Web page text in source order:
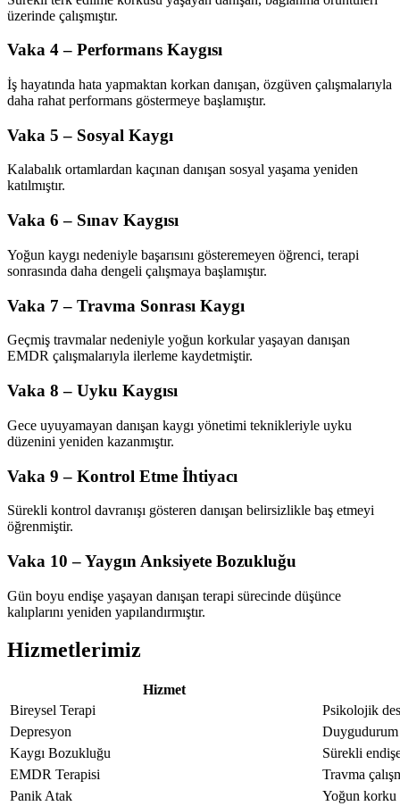
üzerinde çalışmıştır.
Vaka 4 – Performans Kaygısı
İş hayatında hata yapmaktan korkan danışan, özgüven çalışmalarıyla
daha rahat performans göstermeye başlamıştır.
Vaka 5 – Sosyal Kaygı
Kalabalık ortamlardan kaçınan danışan sosyal yaşama yeniden
katılmıştır.
Vaka 6 – Sınav Kaygısı
Yoğun kaygı nedeniyle başarısını gösteremeyen öğrenci, terapi
sonrasında daha dengeli çalışmaya başlamıştır.
Vaka 7 – Travma Sonrası Kaygı
Geçmiş travmalar nedeniyle yoğun korkular yaşayan danışan
EMDR çalışmalarıyla ilerleme kaydetmiştir.
Vaka 8 – Uyku Kaygısı
Gece uyuyamayan danışan kaygı yönetimi teknikleriyle uyku
düzenini yeniden kazanmıştır.
Vaka 9 – Kontrol Etme İhtiyacı
Sürekli kontrol davranışı gösteren danışan belirsizlikle baş etmeyi
öğrenmiştir.
Vaka 10 – Yaygın Anksiyete Bozukluğu
Gün boyu endişe yaşayan danışan terapi sürecinde düşünce
kalıplarını yeniden yapılandırmıştır.
Hizmetlerimiz
Hizmet
Bireysel Terapi
Psikolojik
Depresyon
Kaygı Bozukluğu
Sürekli
EMDR Terapisi
Travma
Panik Atak
Yoğun korku